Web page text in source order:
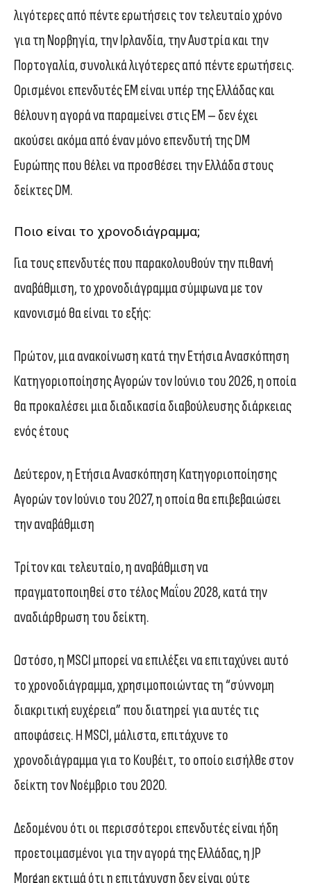
λιγότερες από πέντε ερωτήσεις τον τελευταίο χρόνο
για τη Νορβηγία, την Ιρλανδία, την Αυστρία και την
Πορτογαλία, συνολικά λιγότερες από πέντε ερωτήσεις.
Ορισμένοι επενδυτές EM είναι υπέρ της Ελλάδας και
θέλουν η αγορά να παραμείνει στις EM – δεν έχει
ακούσει ακόμα από έναν μόνο επενδυτή της DM
Ευρώπης που θέλει να προσθέσει την Ελλάδα στους
δείκτες DM.
Ποιο είναι το χρονοδιάγραμμα;
Για τους επενδυτές που παρακολουθούν την πιθανή
αναβάθμιση, το χρονοδιάγραμμα σύμφωνα με τον
κανονισμό θα είναι το εξής:
Πρώτον, μια ανακοίνωση κατά την Ετήσια Ανασκόπηση
Κατηγοριοποίησης Αγορών τον Ιούνιο του 2026, η οποία
θα προκαλέσει μια διαδικασία διαβούλευσης διάρκειας
ενός έτους
Δεύτερον, η Ετήσια Ανασκόπηση Κατηγοριοποίησης
Αγορών τον Ιούνιο του 2027, η οποία θα επιβεβαιώσει
την αναβάθμιση
Τρίτον και τελευταίο, η αναβάθμιση να
πραγματοποιηθεί στο τέλος Μαΐου 2028, κατά την
αναδιάρθρωση του δείκτη.
Ωστόσο, η MSCI μπορεί να επιλέξει να επιταχύνει αυτό
το χρονοδιάγραμμα, χρησιμοποιώντας τη “σύννομη
διακριτική ευχέρεια” που διατηρεί για αυτές τις
αποφάσεις. Η MSCI, μάλιστα, επιτάχυνε το
χρονοδιάγραμμα για το Κουβέιτ, το οποίο εισήλθε στον
δείκτη τον Νοέμβριο του 2020.
Δεδομένου ότι οι περισσότεροι επενδυτές είναι ήδη
προετοιμασμένοι για την αγορά της Ελλάδας, η JP
Morgan εκτιμά ότι η επιτάχυνση δεν είναι ούτε